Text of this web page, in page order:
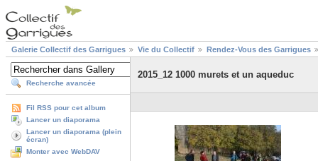
Galerie Collectif des Garrigues Vie du Collectif Rendez-Vous des Garrigues
Recherche avancée
Fil RSS pour cet album
Lancer un diaporama
Lancer un diaporama (plein
écran)
Monter avec WebDAV
2015_12 1000 murets et un aqueduc